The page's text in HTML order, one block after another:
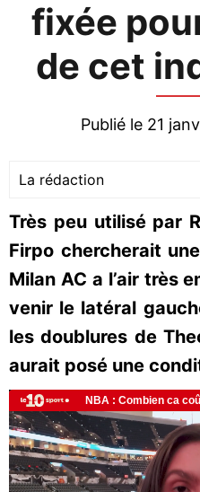
fixée
de cet
Publié le 21
La rédaction
Très peu utilisé par
Firpo chercherait
Milan AC a l’air très
venir le latéral
les doublures de
aurait posé une